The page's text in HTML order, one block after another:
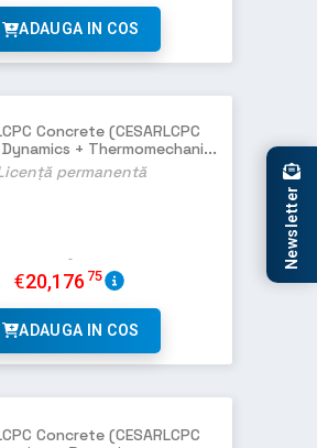
ADAUGA IN COS
Concrete (CESARLCPC
+ Thermomechani...
permanentă
€20,176 75
ADAUGA IN COS
Concrete (CESARLCPC
Newsletter